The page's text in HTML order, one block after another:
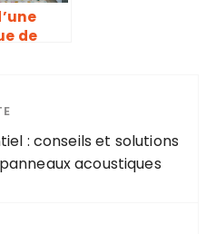
de
: conseils et solutions
acoustiques